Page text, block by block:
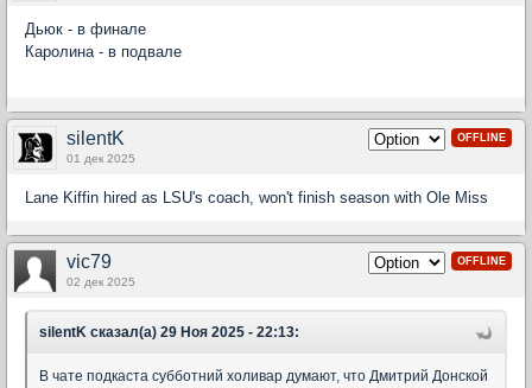
Дьюк - в финале
Каролина - в подвале
OFFLINE
silentK
01 дек 2025
Lane Kiffin hired as LSU's coach, won't finish season with Ole Miss
OFFLINE
vic79
02 дек 2025
silentK сказал(а) 29 Ноя 2025 - 22:13:
В чате подкаста субботний холивар думают, что Дмитрий Донской